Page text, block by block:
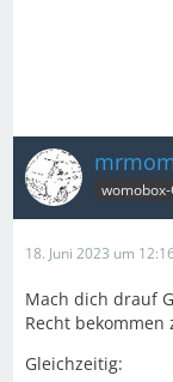
18. Juni 2023 um
Mach dich drauf
Recht
Gleichzeitig: